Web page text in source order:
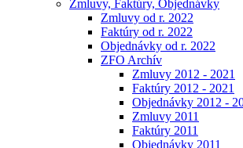
Zmluvy, Faktúry, Objednávky
Zmluvy od r. 2022
Faktúry od r. 2022
Objednávky od r. 2022
ZFO Archív
Zmluvy 2012 - 2021
Faktúry 2012 - 2021
Objednávky 2012 -
Zmluvy 2011
Faktúry 2011
Objednávky 2011